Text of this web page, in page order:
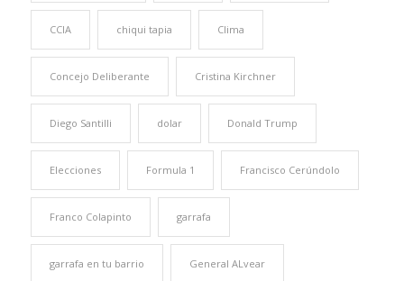
CCIA chiqui tapia Clima
Concejo Deliberante Cristina Kirchner
Diego Santilli dolar Donald Trump
Elecciones Formula 1 Francisco Cerúndolo
Franco Colapinto garrafa
garrafa en tu barrio General ALvear